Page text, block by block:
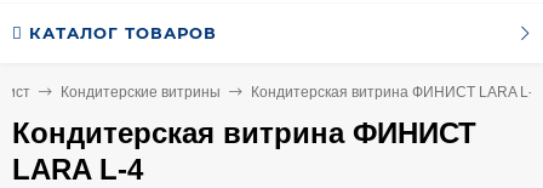
КАТАЛОГ ТОВАРОВ
Кондитерские витрины Кондитерская витрина ФИНИСТ LARA L-4
Кондитерская витрина ФИНИСТ
LARA L-4